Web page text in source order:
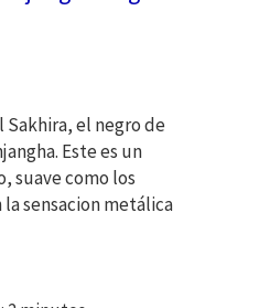
Sakhira, el negro de
Este es un
suave como los
sensacion metálica